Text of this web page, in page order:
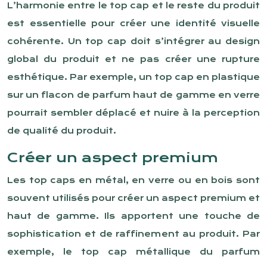
L’harmonie entre le top cap et le reste du produit
est essentielle pour créer une identité visuelle
cohérente. Un top cap doit s’intégrer au design
global du produit et ne pas créer une rupture
esthétique. Par exemple, un top cap en plastique
sur un flacon de parfum haut de gamme en verre
pourrait sembler déplacé et nuire à la perception
de qualité du produit.
Créer un aspect premium
Les top caps en métal, en verre ou en bois sont
souvent utilisés pour créer un aspect premium et
haut de gamme. Ils apportent une touche de
sophistication et de raffinement au produit. Par
exemple, le top cap métallique du parfum